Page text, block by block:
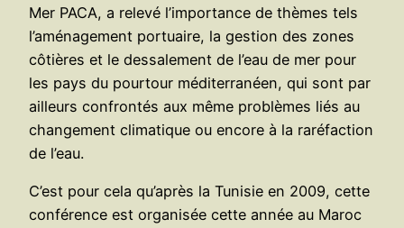
Mer PACA, a relevé l’importance de thèmes tels
l’aménagement portuaire, la gestion des zones
côtières et le dessalement de l’eau de mer pour
les pays du pourtour méditerranéen, qui sont par
ailleurs confrontés aux même problèmes liés au
changement climatique ou encore à la raréfaction
de l’eau.
C’est pour cela qu’après la Tunisie en 2009, cette
conférence est organisée cette année au Maroc